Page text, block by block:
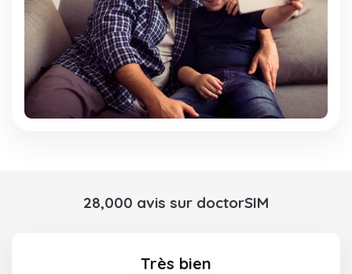
28,000 avis sur doctorSIM
Très bien